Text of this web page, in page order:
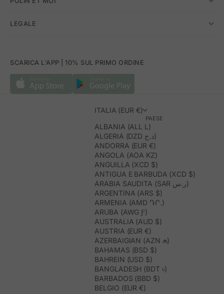
LEGALE
SCARICA L'APP | 10% SUL PRIMO ORDINE
ITALIA (EUR €)
PAESE
ALBANIA (ALL L)
ALGERIA (DZD د.ج)
ANDORRA (EUR €)
ANGOLA (AOA KZ)
ANGUILLA (XCD $)
ANTIGUA E BARBUDA (XCD $)
ARABIA SAUDITA (SAR ر.س)
ARGENTINA (ARS $)
ARMENIA (AMD ԴՐ.)
ARUBA (AWG Ƒ)
AUSTRALIA (AUD $)
AUSTRIA (EUR €)
AZERBAIGIAN (AZN ₼)
BAHAMAS (BSD $)
BAHREIN (USD $)
BANGLADESH (BDT ৳)
BARBADOS (BBD $)
BELGIO (EUR €)